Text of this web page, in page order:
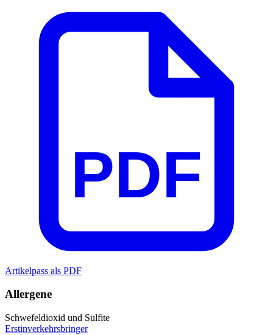
PDF
Artikelpass als PDF
Allergene
Schwefeldioxid und Sulfite
Erstinverkehrsbringer